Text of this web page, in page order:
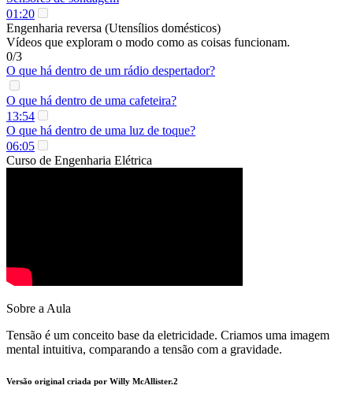
01:20
Engenharia reversa (Utensílios domésticos)
Vídeos que exploram o modo como as coisas funcionam.
0/3
O que há dentro de um rádio despertador?
O que há dentro de uma cafeteira?
13:54
O que há dentro de uma luz de toque?
06:05
Curso de Engenharia Elétrica
Sobre a Aula
Tensão é um conceito base da eletricidade. Criamos uma imagem
mental intuitiva, comparando a tensão com a gravidade.
Versão original criada por Willy McAllister.2